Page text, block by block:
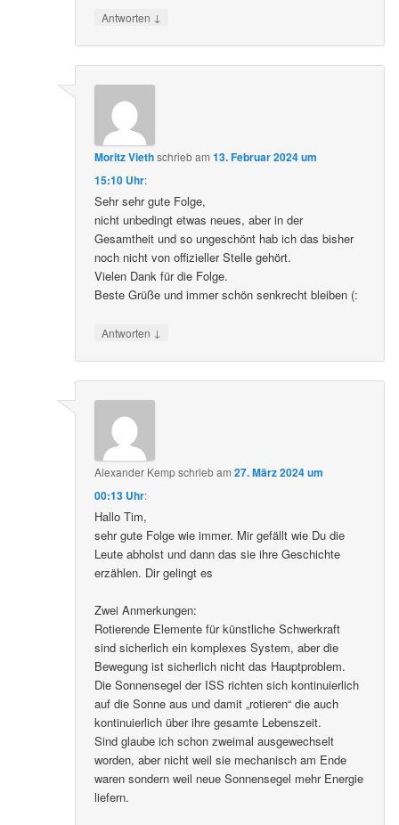
Antworten ↓
Moritz Viethschriebam13. Februar 2024 um
15:10 Uhr:
Sehr sehr gute Folge,
nicht unbedingt etwas neues, aber in der
Gesamtheit und so ungeschönt hab ich das bisher
noch nicht von offizieller Stelle gehört.
Vielen Dank für die Folge.
Beste Grüße und immer schön senkrecht bleiben (:
Antworten ↓
Alexander Kempschriebam27. März 2024 um
00:13 Uhr:
Hallo Tim,
sehr gute Folge wie immer. Mir gefällt wie Du die
Leute abholst und dann das sie ihre Geschichte
erzählen. Dir gelingt es
Zwei Anmerkungen:
Rotierende Elemente für künstliche Schwerkraft
sind sicherlich ein komplexes System, aber die
Bewegung ist sicherlich nicht das Hauptproblem.
Die Sonnensegel der ISS richten sich kontinuierlich
auf die Sonne aus und damit „rotieren“ die auch
kontinuierlich über ihre gesamte Lebenszeit.
Sind glaube ich schon zweimal ausgewechselt
worden, aber nicht weil sie mechanisch am Ende
waren sondern weil neue Sonnensegel mehr Energie
liefern.